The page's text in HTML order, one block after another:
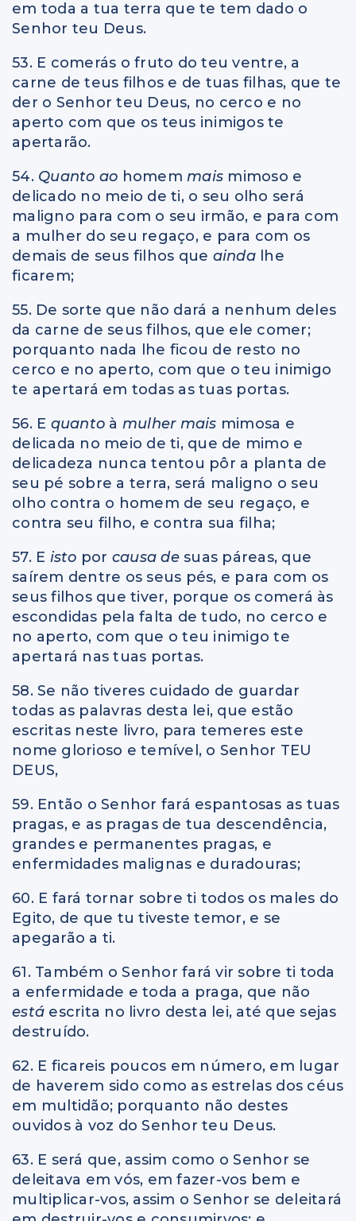
em toda a tua terra que te tem dado o
Senhor teu Deus.
53. E comerás o fruto do teu ventre, a
carne de teus filhos e de tuas filhas, que te
der o Senhor teu Deus, no cerco e no
aperto com que os teus inimigos te
apertarão.
54. Quanto ao homem mais mimoso e
delicado no meio de ti, o seu olho será
maligno para com o seu irmão, e para com
a mulher do seu regaço, e para com os
demais de seus filhos que ainda lhe
ficarem;
55. De sorte que não dará a nenhum deles
da carne de seus filhos, que ele comer;
porquanto nada lhe ficou de resto no
cerco e no aperto, com que o teu inimigo
te apertará em todas as tuas portas.
56. E quanto à mulher mais mimosa e
delicada no meio de ti, que de mimo e
delicadeza nunca tentou pôr a planta de
seu pé sobre a terra, será maligno o seu
olho contra o homem de seu regaço, e
contra seu filho, e contra sua filha;
57. E isto por causa de suas páreas, que
saírem dentre os seus pés, e para com os
seus filhos que tiver, porque os comerá às
escondidas pela falta de tudo, no cerco e
no aperto, com que o teu inimigo te
apertará nas tuas portas.
58. Se não tiveres cuidado de guardar
todas as palavras desta lei, que estão
escritas neste livro, para temeres este
nome glorioso e temível, o Senhor TEU
DEUS,
59. Então o Senhor fará espantosas as tuas
pragas, e as pragas de tua descendência,
grandes e permanentes pragas, e
enfermidades malignas e duradouras;
60. E fará tornar sobre ti todos os males do
Egito, de que tu tiveste temor, e se
apegarão a ti.
61. Também o Senhor fará vir sobre ti toda
a enfermidade e toda a praga, que não
está escrita no livro desta lei, até que sejas
destruído.
62. E ficareis poucos em número, em lugar
de haverem sido como as estrelas dos céus
em multidão; porquanto não destes
ouvidos à voz do Senhor teu Deus.
63. E será que, assim como o Senhor se
deleitava em vós, em fazer-vos bem e
multiplicar-vos, assim o Senhor se deleitará